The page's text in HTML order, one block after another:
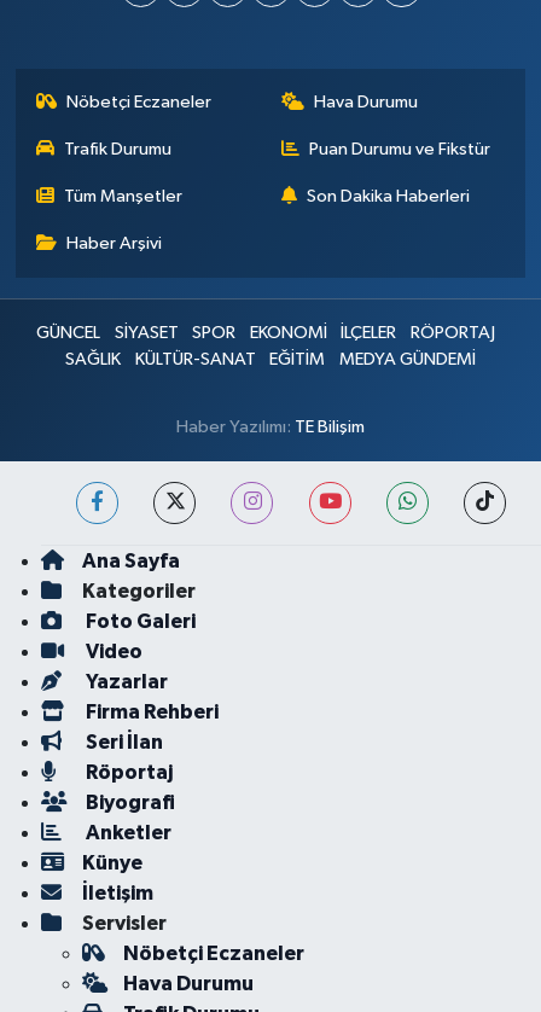
Nöbetçi Eczaneler Hava Durumu
Trafik Durumu Puan Durumu ve Fikstür
Tüm Manşetler Son Dakika Haberleri
Haber Arşivi
GÜNCEL SİYASET SPOR EKONOMİ İLÇELER
RÖPORTAJ
SAĞLIK
KÜLTÜR-SANAT EĞİTİM MEDYA GÜNDEMİ
Haber Yazılımı: TE Bilişim
Ana Sayfa
Kategoriler
Foto Galeri
Video
Yazarlar
Firma Rehberi
Seri İlan
Röportaj
Biyografi
Anketler
Künye
İletişim
Servisler
Nöbetçi Eczaneler
Hava Durumu